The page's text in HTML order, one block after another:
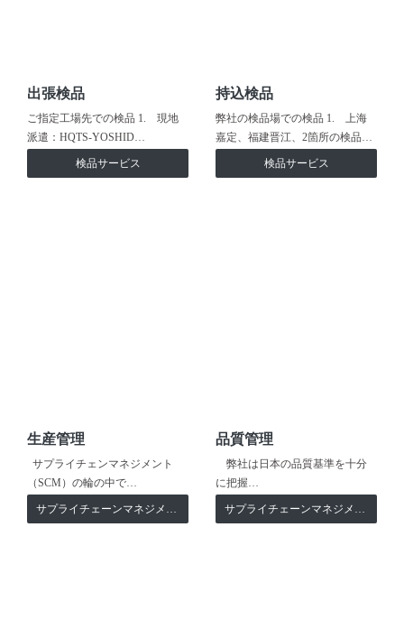
出張検品
ご指定工場先での検品 1. 現地
派遣：HQTS-YOSHID…
検品サービス
持込検品
弊社の検品場での検品 1. 上海
嘉定、福建晋江、2箇所の検品…
検品サービス
生産管理
サプライチェンマネジメント
（SCM）の輪の中で…
サプライチェーンマネジメント
品質管理
弊社は日本の品質基準を十分
に把握…
サプライチェーンマネジメント